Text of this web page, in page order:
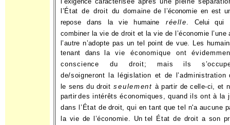
l’État de droit du domaine de l’économie en est
repose dans la vie humaine réelle . Celui
qui
combiner la vie de droit et la vie de l’économie l’une
l’autre n’adopte pas un tel point de vue. Les
tenant dans
la vie économique ont
conscience du droit; mais
ils
de/soigneront la législation et de l’administration
le sens du droit seulement à partir de celle-ci, et
partirdes intérêts économiques, quand ils ont à la
dans l’État de droit, qui en tant que tel n'a aucune
la vie de l’économie. Un tel État de droit a son